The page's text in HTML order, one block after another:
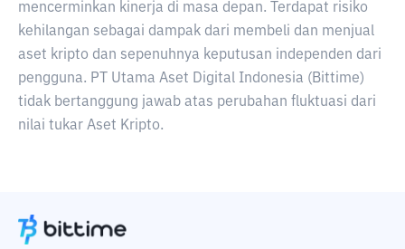
mencerminkan kinerja di masa depan. Terdapat risiko
kehilangan sebagai dampak dari membeli dan menjual
aset kripto dan sepenuhnya keputusan independen dari
pengguna. PT Utama Aset Digital Indonesia (Bittime)
tidak bertanggung jawab atas perubahan fluktuasi dari
nilai tukar Aset Kripto.